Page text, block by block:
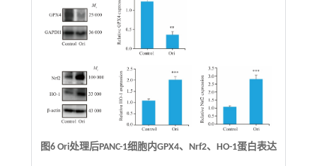
图6 Ori处理后PANC-1细胞内GPX4、Nrf2、HO-1蛋白表达